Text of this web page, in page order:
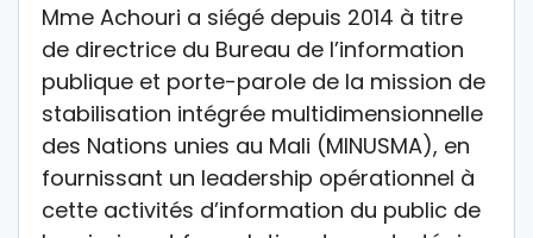
Mme Achouri a siégé depuis 2014 à titre
de directrice du Bureau de l’information
publique et porte-parole de la mission de
stabilisation intégrée multidimensionnelle
des Nations unies au Mali (MINUSMA), en
fournissant un leadership opérationnel à
cette activités d’information du public de